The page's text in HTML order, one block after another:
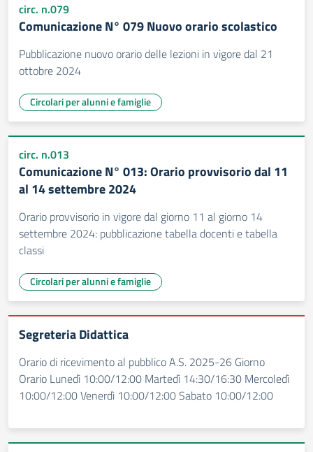
circ. n.079
Comunicazione N° 079 Nuovo orario scolastico
Pubblicazione nuovo orario delle lezioni in vigore dal 21
ottobre 2024
Circolari per alunni e famiglie
circ. n.013
Comunicazione N° 013: Orario provvisorio dal 11
al 14 settembre 2024
Orario provvisorio in vigore dal giorno 11 al giorno 14
settembre 2024: pubblicazione tabella docenti e tabella
classi
Circolari per alunni e famiglie
Segreteria Didattica
Orario di ricevimento al pubblico A.S. 2025-26 Giorno
Orario Lunedì 10:00/12:00 Martedì 14:30/16:30 Mercoledì
10:00/12:00 Venerdì 10:00/12:00 Sabato 10:00/12:00